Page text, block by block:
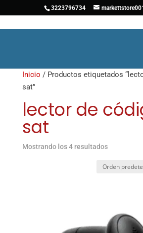
3223796734
Inicio / Productos etiquetados
sat”
lector de
sat
Mostrando los 4 resultados